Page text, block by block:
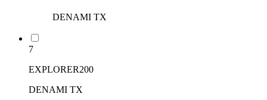
DENAMI TX
7
EXPLORER200
DENAMI TX